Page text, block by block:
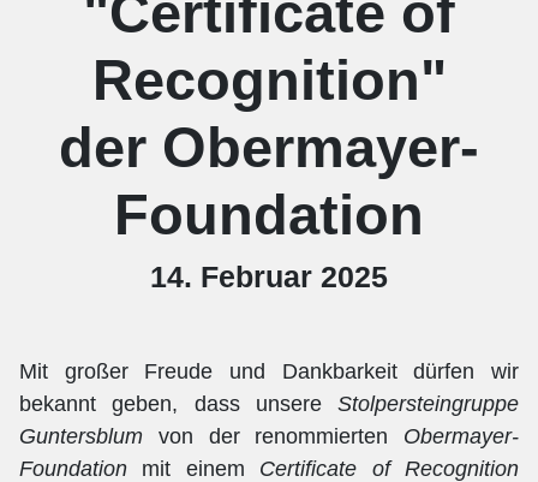
Recognition"
der Obermayer-
Foundation
14. Februar 2025
Mit großer Freude und Dankbarkeit dürfen wir
bekannt geben, dass unsere Stolpersteingruppe
Guntersblum von der renommierten Obermayer-
Foundation mit einem Certificate of Recognition